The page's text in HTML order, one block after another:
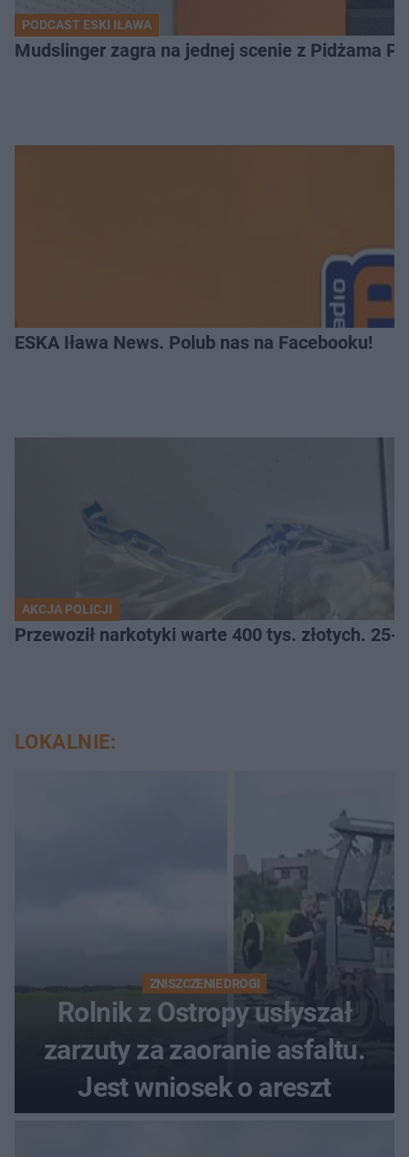
PODCAST ESKI IŁAWA
Mudslinger zagra na jednej scenie z Pidżama
ESKA Iława News. Polub nas na Facebooku!
AKCJA POLICJI
Przewoził narkotyki warte 400 tys. złotych.
LOKALNIE:
ZNISZCZENIE DROGI
Rolnik z Ostropy usłyszał
zarzuty za zaoranie asfaltu.
Jest wniosek o areszt